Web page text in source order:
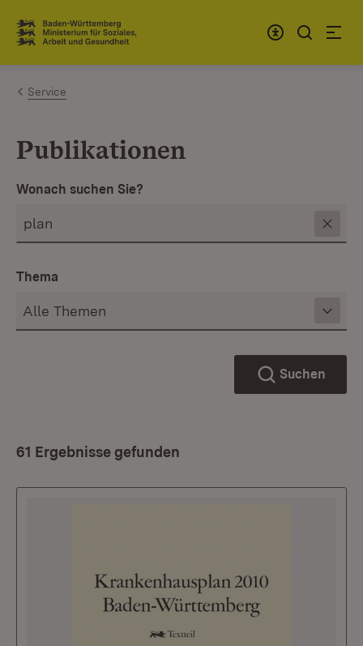
Zum Inhalt springen
Link zur Startseite
Service
Publikationen
Wonach suchen Sie?
Thema
Suchen
61 Ergebnisse gefunden